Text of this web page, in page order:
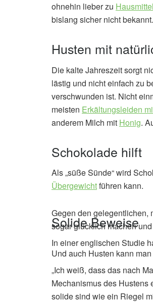
ohnehin lieber zu
bislang sicher nicht bekannt.
Husten mit
Die kalte Jahreszeit sorgt
lästig und nicht einfach zu
verschwunden ist. Nicht
meisten Erkältungsleiden
anderem Milch mit Honig.
Schokolade hilft
Als „süße Sünde“ wird
Übergewichtführen kann.
Gegen den gelegentlichen,
sogar glücklich machen und
Und auch Husten kann
Solide Beweise
In einer englischen Studie
„Ich weiß, dass das nach
Mechanismus des Hustens
solide sind wie ein Riegel